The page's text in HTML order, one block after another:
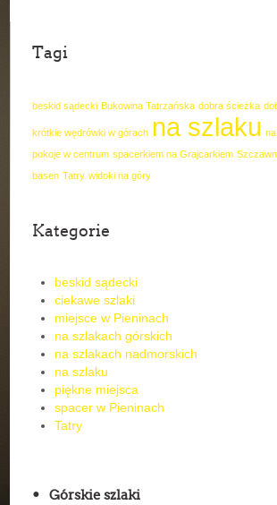
Tagi
beskid sądecki Bukowina Tatrzańska dobra ścieżka
krótkie wędrówki w górach na szlaku
pokoje w centrum spacerkiem na Grajcarkiem
basen Tatry widoki na góry
Kategorie
beskid sądecki
ciekawe szlaki
miejsce w Pieninach
na szlakach górskich
na szlakach nadmorskich
na szlaku
piękne miejsca
spacer w Pieninach
Tatry
Górskie szlaki